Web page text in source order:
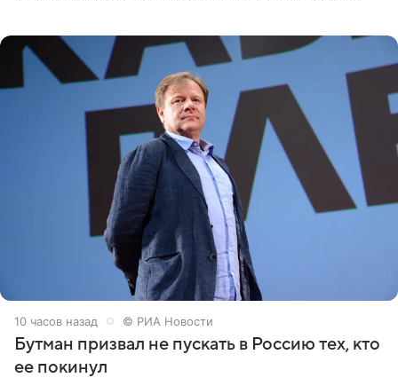
10 часов назад © РИА Новости
Бутман призвал не пускать в Россию тех, кто
ее покинул